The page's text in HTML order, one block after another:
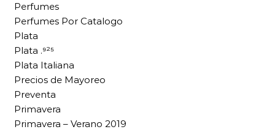
Perfumes
Perfumes Por Catalogo
Plata
Plata .⁹²⁵
Plata Italiana
Precios de Mayoreo
Preventa
Primavera
Primavera – Verano 2019